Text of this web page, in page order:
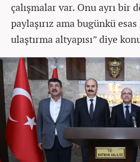
çalışmalar var. Onu ayrı bir
paylaşırız ama bugünkü
ulaştırma altyapısı” diye